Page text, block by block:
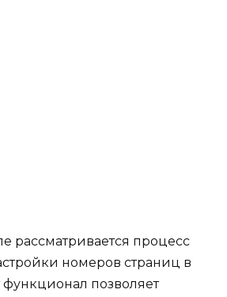
рассматривается процесс
номеров страниц в
функционал позволяет